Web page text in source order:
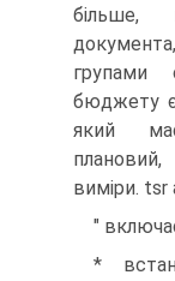
більше,
групами
бюджету є
який має
виміри.
"
*